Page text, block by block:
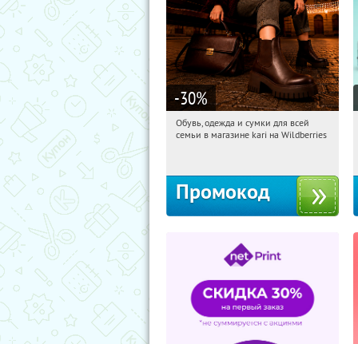
-30%
23:31:24 Получили:
Обувь, одежда и сумки для всей
семьи в магазине kari на Wildberries
Промокод